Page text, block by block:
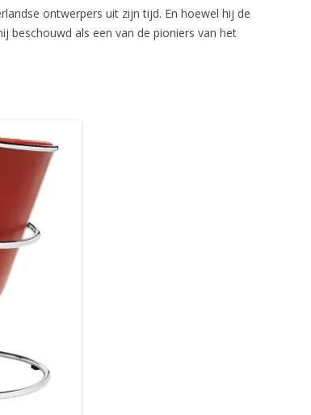
ontwerpers uit zijn tijd. En hoewel hij de
beschouwd als een van de pioniers van het